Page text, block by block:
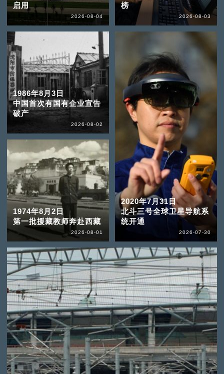
启用
2026-08-04
榜
2026-08-03
1986年8月3日
中国首次有国有企业宣告
破产
2026-08-02
1974年8月2日
第一批援藏教师奔赴西藏
2026-08-01
2020年7月31日
北斗三号全球卫星导航系
统开通
2026-07-30